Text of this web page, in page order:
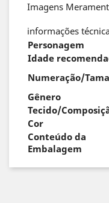
Imagens
informações
Personagem
Idade
Numeração/
Gênero
Tecido/
Cor
Conteúdo da
Embalagem